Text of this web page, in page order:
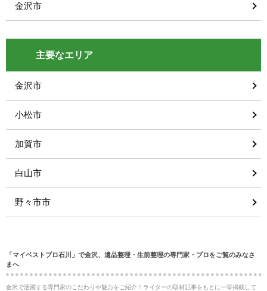
金沢市
主要なエリア
金沢市
小松市
加賀市
白山市
野々市市
「マイベストプロ石川」で金沢、遺品整理・生前整理の専門家・プロをご覧のみなさ
まへ
金沢で活躍する専門家のこだわりや魅力をご紹介！ライターの取材記事をもとに一挙掲載して